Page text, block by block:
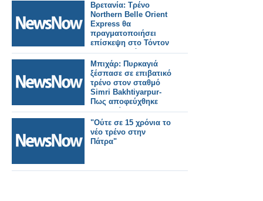
Βρετανία: Τρένο
Northern Belle Orient
Express θα
πραγματοποιήσει
επίσκεψη στο Τόντον
της Κορνουάλης.
Μπιχάρ: Πυρκαγιά
ξέσπασε σε επιβατικό
τρένο στον σταθμό
Simri Bakhtiyarpur-
Πως αποφεύχθηκε
τραγωδία.
"Ούτε σε 15 χρόνια το
νέο τρένο στην
Πάτρα"